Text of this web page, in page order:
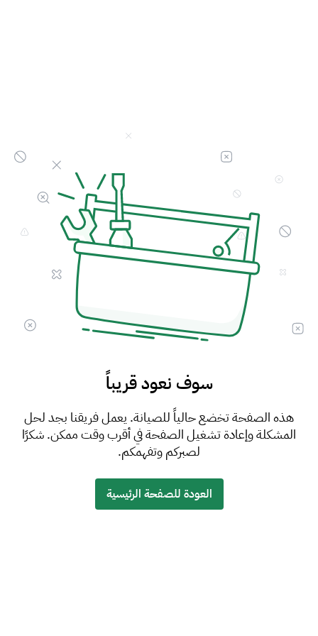
سوف نعود قريباً
هذه الصفحة تخضع حالياً للصيانة. يعمل فريقنا بجد لحل
المشكلة وإعادة تشغيل الصفحة في أقرب وقت ممكن. شكرًا
لصبركم وتفهمكم.
العودة للصفحة الرئيسية